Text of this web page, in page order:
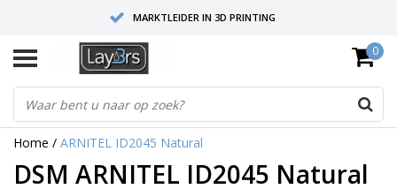
MARKTLEIDER IN 3D PRINTING
HOOGWAARDIGE SERVICE EN SUPPORT
FYSIEKE SHOWROOMS
0
Home / ARNITEL ID2045 Natural
DSM ARNITEL ID2045 Natural